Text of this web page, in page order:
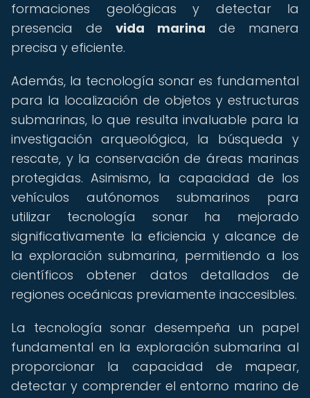
formaciones geológicas y detectar la
presencia de vida marina de manera
precisa y eficiente.
Además, la tecnología sonar es fundamental
para la localización de objetos y estructuras
submarinas, lo que resulta invaluable para la
investigación arqueológica, la búsqueda y
rescate, y la conservación de áreas marinas
protegidas. Asimismo, la capacidad de los
vehículos autónomos submarinos para
utilizar tecnología sonar ha mejorado
significativamente la eficiencia y alcance de
la exploración submarina, permitiendo a los
científicos obtener datos detallados de
regiones oceánicas previamente inaccesibles.
La tecnología sonar desempeña un papel
fundamental en la exploración submarina al
proporcionar la capacidad de mapear,
detectar y comprender el entorno marino de